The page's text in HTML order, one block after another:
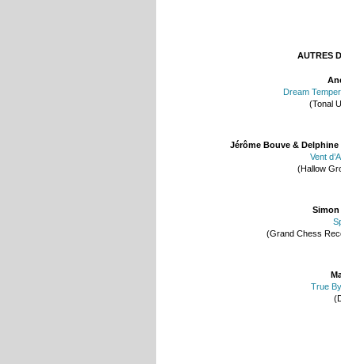
AUTRES
Dream
(Tonal
Jérôme Bouve & Delphine
Vent
(Hallow
(Grand Chess
True